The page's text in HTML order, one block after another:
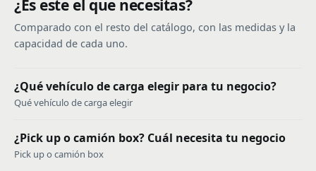
¿Es este el que necesitas?
Comparado con el resto del catálogo, con las medidas y la
capacidad de cada uno.
¿Qué vehículo de carga elegir para tu negocio?
Qué vehículo de carga elegir
¿Pick up o camión box? Cuál necesita tu negocio
Pick up o camión box